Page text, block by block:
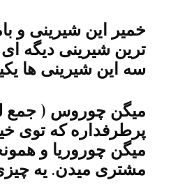
ترین شیرینی دیگه
سه این شیرینی ها
میگن چوروس ( جمع
پرطرفداره که توی
میگن چوروریا و
مشتری میدن. یه